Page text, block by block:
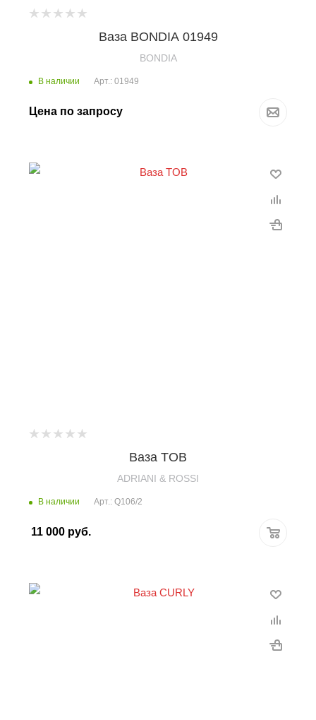
Ваза BONDIA 01949
BONDIA
В наличии Арт.: 01949
Цена по запросу
Ваза TOB
ADRIANI & ROSSI
В наличии Арт.: Q106/2
11 000 руб.